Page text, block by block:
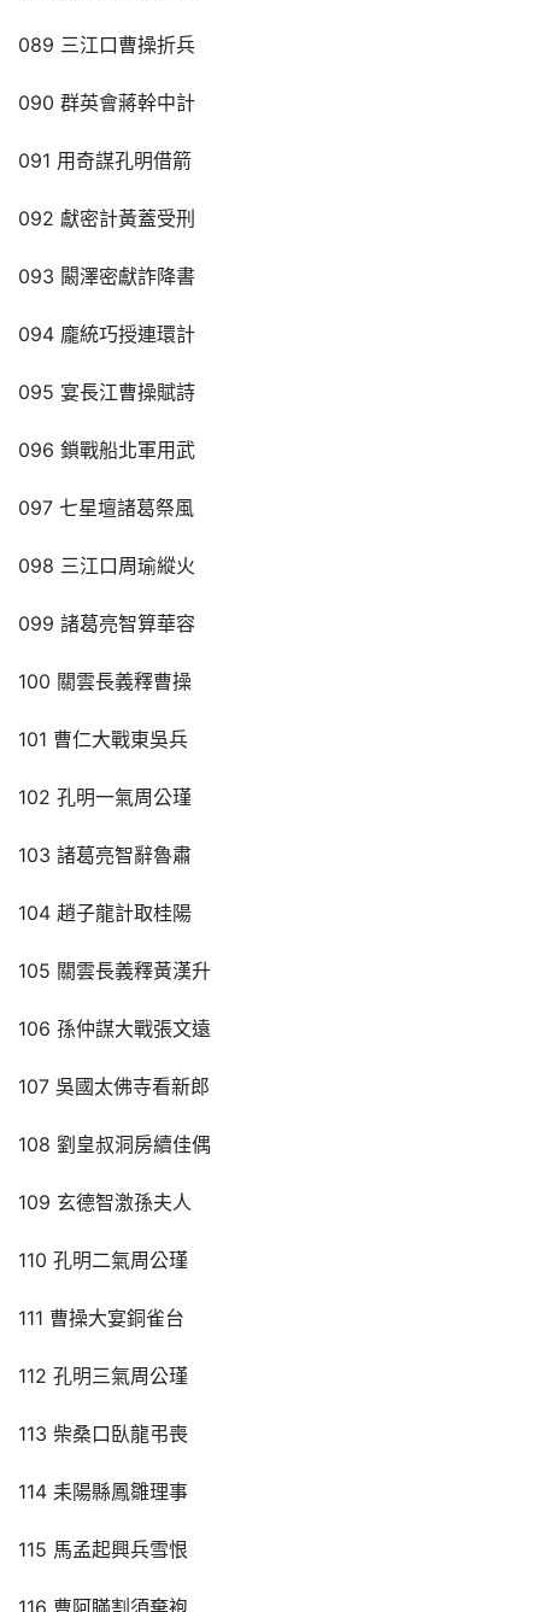
089 三江口曹操折兵
090 群英會蔣幹中計
091 用奇謀孔明借箭
092 獻密計黃蓋受刑
093 闞澤密獻詐降書
094 龐統巧授連環計
095 宴長江曹操賦詩
096 鎖戰船北軍用武
097 七星壇諸葛祭風
098 三江口周瑜縱火
099 諸葛亮智算華容
100 關雲長義釋曹操
101 曹仁大戰東吳兵
102 孔明一氣周公瑾
103 諸葛亮智辭魯肅
104 趙子龍計取桂陽
105 關雲長義釋黃漢升
106 孫仲謀大戰張文遠
107 吳國太佛寺看新郎
108 劉皇叔洞房續佳偶
109 玄德智激孫夫人
110 孔明二氣周公瑾
111 曹操大宴銅雀台
112 孔明三氣周公瑾
113 柴桑口臥龍弔喪
114 耒陽縣鳳雛理事
115 馬孟起興兵雪恨
116 曹阿瞞割須棄袍